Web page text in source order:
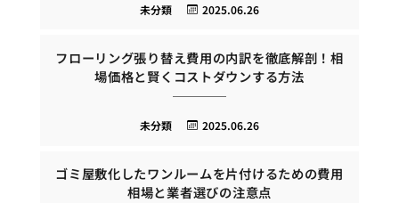
2025.06.26
未分類
フローリング張り替え費用の内訳を徹底解剖！相
場価格と賢くコストダウンする方法
2025.06.26
未分類
ゴミ屋敷化したワンルームを片付けるための費用
相場と業者選びの注意点